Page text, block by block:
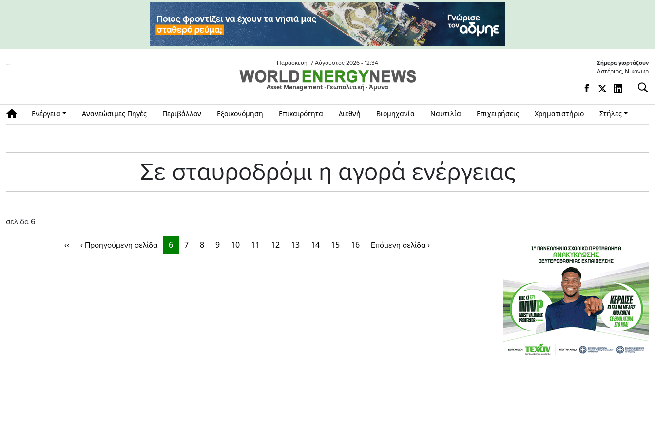
-- Παρασκευή, 7 Αύγουστος 2026 - 12:34
Asset Management · Γεωπολιτική · Άμυνα
Σήμερα γιορτάζουν
Αστέριος, Νικάνωρ
Ενέργεια Ανανεώσιμες Πηγές Περιβάλλον Εξοικονόμηση Επικαιρότητα Διεθνή Βιομηχανία Ναυτιλία Επιχειρήσεις Χρηματιστήριο Στήλες
Σε σταυροδρόμι η αγορά ενέργειας
σελίδα 6
‹‹ ‹ Προηγούμενη σελίδα 6 7 8 9 10 11 12 13 14 15 16 Επόμενη σελίδα ›